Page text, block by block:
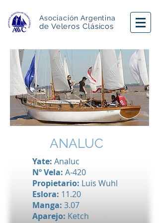
Asociación Argentina
de Veleros Clásicos
ANALUC
Yate: Analuc
Nº Vela: A-420
Propietario: Luis Wuhl
Eslora: 11.20
Manga: 3.07
Aparejo: Ketch